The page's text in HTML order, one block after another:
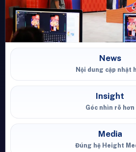
News
Nội dung cập nhật
Insight
Góc nhìn rõ hơn
Media
Đúng hệ Height